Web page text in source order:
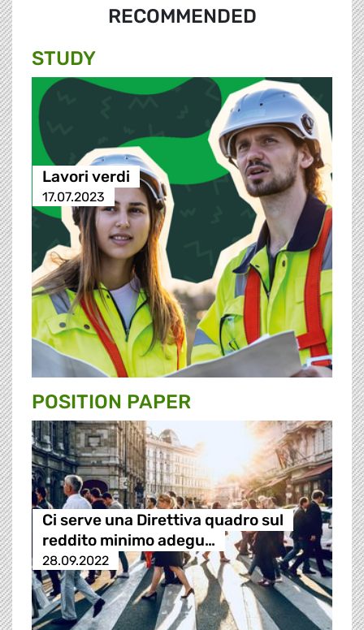
RECOMMENDED
STUDY
Lavori verdi
17.07.2023
POSITION PAPER
Ci serve una Direttiva quadro sul
reddito minimo adegu…
28.09.2022